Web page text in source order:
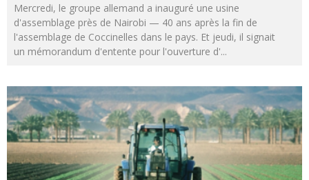
Mercredi, le groupe allemand a inauguré une usine
d'assemblage près de Nairobi — 40 ans après la fin de
l'assemblage de Coccinelles dans le pays. Et jeudi, il signait
un mémorandum d'entente pour l'ouverture d'...